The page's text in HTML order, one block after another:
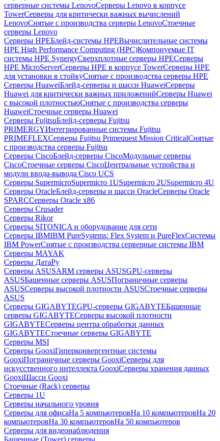
серверные системы LenovoСерверы Lenovo в корпусе
TowerСерверы для критически важных вычислений
LenovoСнятые с производства серверы LenovoСтоечные
серверы Lenovo
Серверы HPEБлейд-системы HPEВычислительные системы
HPE High Performance Computing (HPC)Компонуемые IT
системы HPE SynergyСверхплотные серверы HPEСерверы
HPE MicroServerСерверы HPE в корпусе TowerСерверы HPE
для установки в стойкуСнятые с производства серверы HPE
Серверы HuaweiБлейд-серверы и шасси HuaweiСерверы
Huawei для критически важных приложенийСерверы Huawei
с высокой плотностьюСнятые с производства серверы
HuaweiСтоечные серверы Huawei
Серверы FujitsuБлейд-серверы Fujitsu
PRIMERGYИнтегрированные системы Fujitsu
PRIMEFLEXСерверы Fujitsu Primequest Mission CriticalСнятые
с производства серверы Fujitsu
Серверы CiscoБлейд-серверы CiscoМодульные серверы
CiscoСтоечные серверы CiscoЦентральные устройства и
модули ввода-вывода Cisco UCS
Серверы SupermicroSupermicro 1USupermicro 2USupermicro 4U
Серверы OracleБлейд-серверы и шасси OracleСерверы Oracle
SPARCСерверы Oracle x86
Серверы Crusader
Серверы Rikor
Серверы SITONICA и оборудование для сети
Серверы IBMIBM PureSystems: Flex System и PureFlexСистемы
IBM PowerСнятые с производства серверные системы IBM
Серверы MAYAK
Серверы ДатаРу
Серверы ASUSARM серверы ASUSGPU-серверы
ASUSБашенные серверы ASUSПограничные серверы
ASUSСерверы высокой плотности ASUSСтоечные серверы
ASUS
Серверы GIGABYTEGPU-серверы GIGABYTEБашенные
серверы GIGABYTEСерверы высокой плотности
GIGABYTEСерверы центра обработки данных
GIGABYTEСтоечные серверы GIGABYTE
Серверы MSI
Серверы GooxiГиперконвергентные системы
GooxiПограничные серверы GooxiСерверы для
искусственного интеллекта GooxiСерверы хранения данных
GooxiШасси Gooxi
Стоечные (Rack) серверы
Серверы 1U
Серверы начального уровня
Серверы для офисаНа 5 компьютеровНа 10 компьютеровНа 20
компьютеровНа 30 компьютеровНа 50 компьютеров
Серверы для видеонаблюдения
Башенные (Tower) серверы